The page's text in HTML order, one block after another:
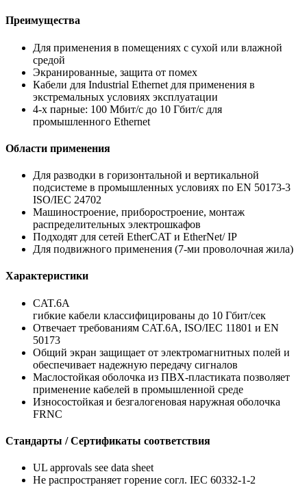
Преимущества
Для применения в помещениях с сухой или влажной
средой
Экранированные, защита от помех
Кабели для Industrial Ethernet для применения в
экстремальных условиях эксплуатации
4-х парные: 100 Мбит/с до 10 Гбит/с для
промышленного Ethernet
Области применения
Для разводки в горизонтальной и вертикальной
подсистеме в промышленных условиях по EN 50173-3
ISO/IEC 24702
Машиностроение, приборостроение, монтаж
распределительных электрошкафов
Подходят для сетей EtherCAT и EtherNet/ IP
Для подвижного применения (7-ми проволочная жила)
Характеристики
CAT.6A
гибкие кабели классифицированы до 10 Гбит/сек
Отвечает требованиям CAT.6A, ISO/IEC 11801 и EN
50173
Общий экран защищает от электромагнитных полей и
обеспечивает надежную передачу сигналов
Маслостойкая оболочка из ПВХ-пластиката позволяет
применение кабелей в промышленной среде
Износостойкая и безгалогеновая наружная оболочка
FRNC
Стандарты / Сертификаты соответствия
UL approvals see data sheet
Не распространяет горение согл. IEC 60332-1-2